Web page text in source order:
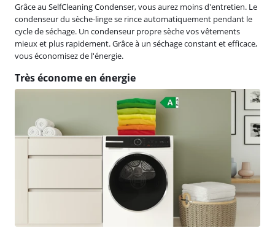
Grâce au SelfCleaning Condenser, vous aurez moins d'entretien. Le
condenseur du sèche-linge se rince automatiquement pendant le
cycle de séchage. Un condenseur propre sèche vos vêtements
mieux et plus rapidement. Grâce à un séchage constant et efficace,
vous économisez de l'énergie.
Très économe en énergie